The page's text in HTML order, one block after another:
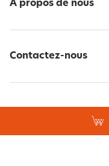
À propos de nous
Contactez-nous
Paiement sécurisé